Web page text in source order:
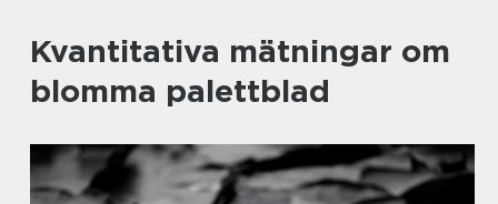
Kvantitativa mätningar om
blomma palettblad